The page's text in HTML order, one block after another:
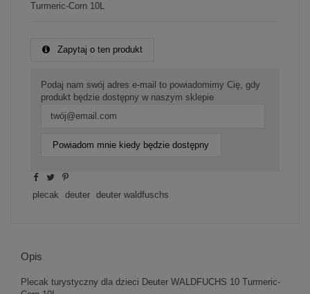
Turmeric-Corn 10L
Zapytaj o ten produkt
Podaj nam swój adres e-mail to powiadomimy Cię, gdy
produkt będzie dostępny w naszym sklepie
Powiadom mnie kiedy będzie dostępny
plecak deuter deuter waldfuschs
Opis
Plecak turystyczny dla dzieci Deuter WALDFUCHS 10 Turmeric-